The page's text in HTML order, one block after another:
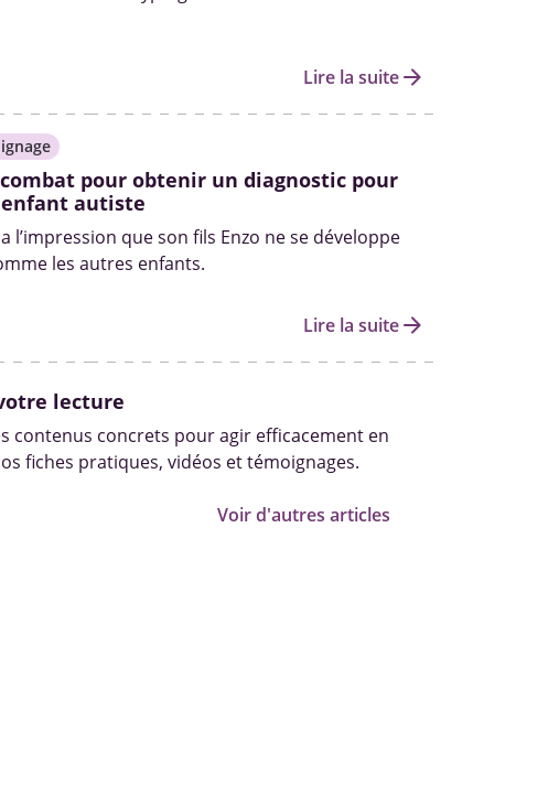
Lire la suitearrow_forward
pour obtenir un diagnostic pour
autiste
l’impression que son fils Enzo ne se développe
les autres enfants.
Lire la suitearrow_forward
lecture
contenus concrets pour agir efficacement en
fiches pratiques, vidéos et témoignages.
Voir d'autres articles